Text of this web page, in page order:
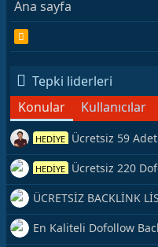
Ana sayfa
S
Tepki liderleri
Konular
Kullanıcılar
HEDİYE Ücretsiz 59
Kaynağı Veriyorum.
HEDİYE Ücretsiz 220
Veriyorum
ÜCRETSİZ BACKLİNK
Hemen Yetiş!
En Kaliteli Dofollow